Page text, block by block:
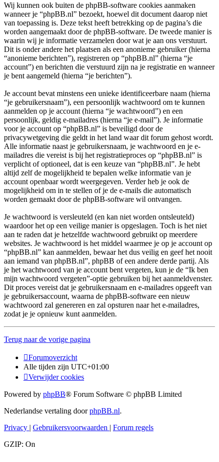
Wij kunnen ook buiten de phpBB-software cookies aanmaken
wanneer je “phpBB.nl” bezoekt, hoewel dit document daarop niet
van toepassing is. Deze tekst heeft betrekking op de pagina’s die
worden aangemaakt door de phpBB-software. De tweede manier is
waarin wij je informatie verzamelen door wat je aan ons verstuurt.
Dit is onder andere het plaatsen als een anonieme gebruiker (hierna
“anonieme berichten”), registreren op “phpBB.nl” (hierna “je
account”) en berichten die verstuurd zijn na je registratie en wanneer
je bent aangemeld (hierna “je berichten”).
Je account bevat minstens een unieke identificeerbare naam (hierna
“je gebruikersnaam”), een persoonlijk wachtwoord om te kunnen
aanmelden op je account (hierna “je wachtwoord”) en een
persoonlijk, geldig e-mailadres (hierna “je e-mail”). Je informatie
voor je account op “phpBB.nl” is beveiligd door de
privacywetgeving die geldt in het land waar dit forum gehost wordt.
Alle informatie naast je gebruikersnaam, je wachtwoord en je e-
mailadres die vereist is bij het registratieproces op “phpBB.nl” is
verplicht of optioneel, dat is een keuze van “phpBB.nl”. Je hebt
altijd zelf de mogelijkheid te bepalen welke informatie van je
account openbaar wordt weergegeven. Verder heb je ook de
mogelijkheid om in te stellen of je de e-mails die automatisch
worden gemaakt door de phpBB-software wil ontvangen.
Je wachtwoord is versleuteld (en kan niet worden ontsleuteld)
waardoor het op een veilige manier is opgeslagen. Toch is het niet
aan te raden dat je hetzelfde wachtwoord gebruikt op meerdere
websites. Je wachtwoord is het middel waarmee je op je account op
“phpBB.nl” kan aanmelden, bewaar het dus veilig en geef het nooit
aan iemand van phpBB.nl”, phpBB of een andere derde partij. Als
je het wachtwoord van je account bent vergeten, kun je de “Ik ben
mijn wachtwoord vergeten”-optie gebruiken bij het aanmeldvenster.
Dit proces vereist dat je gebruikersnaam en e-mailadres opgeeft van
je gebruikersaccount, waarna de phpBB-software een nieuw
wachtwoord zal genereren en zal opsturen naar het e-mailadres,
zodat je je opnieuw kunt aanmelden.
Terug naar de vorige pagina
Forumoverzicht
Alle tijden zijn UTC+01:00
Verwijder cookies
Powered by phpBB® Forum Software © phpBB Limited
Nederlandse vertaling doorphpBB.nl.
Privacy | Gebruikersvoorwaarden | Forum regels
GZIP: On